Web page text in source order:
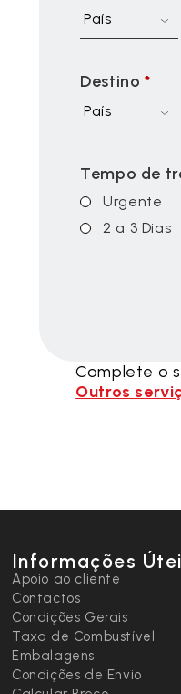
País
Destino *
País
Tempo de
Urgente
2 a 3 Dias
Complete o
Outros
Informações
Apoio ao cliente
Contactos
Condições Gerais
Taxa de Combustível
Embalagens
Condições de Envio